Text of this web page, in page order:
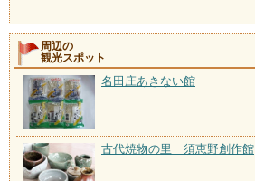
周辺の
観光スポット
名田庄あきない館
古代焼物の里 須恵野創作館